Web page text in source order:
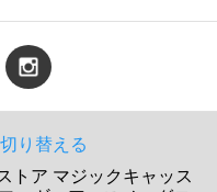
り替える
トア マジックキャッス